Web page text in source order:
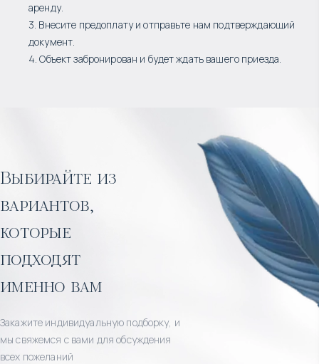
аренду.
3. Внесите предоплату и отправьте нам подтверждающий
документ.
4. Объект забронирован и будет ждать вашего приезда.
Выбирайте из
вариантов,
которые
подходят
именно вам
Закажите индивидуальную подборку, и
мы свяжемся с вами для обсуждения
всех пожеланий